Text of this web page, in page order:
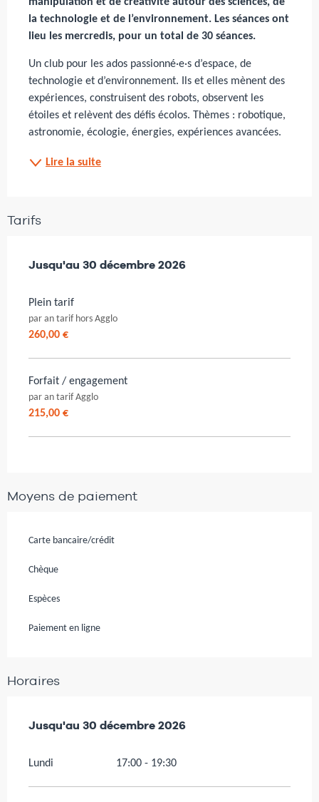
manipulation et de créativité autour des sciences, de
la technologie et de l’environnement. Les séances ont
lieu les mercredis, pour un total de 30 séances.
Un club pour les ados passionné·e·s d’espace, de
technologie et d’environnement. Ils et elles mènent des
expériences, construisent des robots, observent les
étoiles et relèvent des défis écolos. Thèmes : robotique,
astronomie, écologie, énergies, expériences avancées.
Lire la suite
Tarifs
Du7 janvier 2026au30 décembre 2026
Jusqu'au 30 décembre 2026
Plein tarif
par an tarif hors Agglo
260,00 €
Forfait / engagement
par an tarif Agglo
215,00 €
Moyens de paiement
Carte bancaire/crédit
Chèque
Espèces
Paiement en ligne
Horaires
Du7 janvier 2026au30 décembre 2026
Jusqu'au 30 décembre 2026
Lundi 17:00 - 19:30